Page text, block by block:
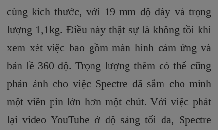
cùng kích thước, với 19 mm độ dày và trọng
lượng 1,1kg. Điều này thật sự là không tồi khi
xem xét việc bao gồm màn hình cảm ứng và
bản lề 360 độ. Trọng lượng thêm có thể cũng
phản ánh cho việc Spectre đã sắm cho mình
một viên pin lớn hơn một chút. Với việc phát
lại video YouTube ở độ sáng tối đa, Spectre